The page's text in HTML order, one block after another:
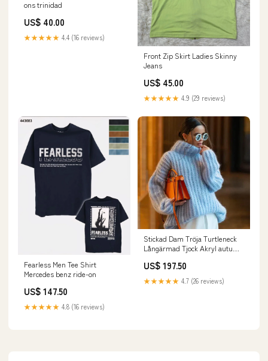
ons trinidad
US$ 40.00
★★★★★ 4.4 (16 reviews)
Front Zip Skirt Ladies Skinny
Jeans
US$ 45.00
★★★★★ 4.9 (29 reviews)
Fearless Men Tee Shirt
Mercedes benz ride-on
US$ 147.50
★★★★★ 4.8 (16 reviews)
Stickad Dam Tröja Turtleneck
Långärmad Tjock Akryl autumn
US$ 197.50
★★★★★ 4.7 (26 reviews)